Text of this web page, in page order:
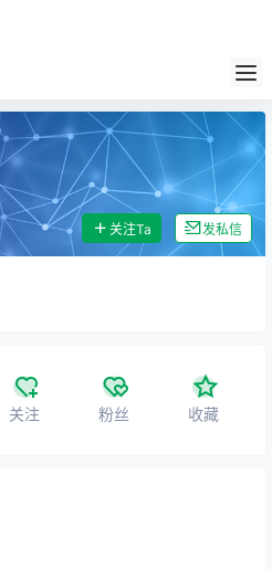
关注Ta 发私信
关注 粉丝 收藏